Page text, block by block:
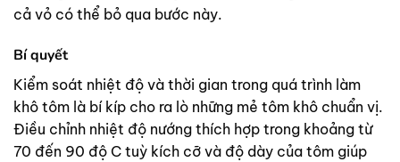
cả vỏ có thể bỏ qua bước này.
Bí quyết
Kiểm soát nhiệt độ và thời gian trong quá trình làm
khô tôm là bí kíp cho ra lò những mẻ tôm khô chuẩn vị.
Điều chỉnh nhiệt độ nướng thích hợp trong khoảng từ
70 đến 90 độ C tuỳ kích cỡ và độ dày của tôm giúp